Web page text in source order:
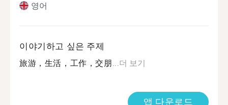
영어
이야기하고 싶은 주제
旅游，生活，工作，交朋... 더 보기
앱 다운로드